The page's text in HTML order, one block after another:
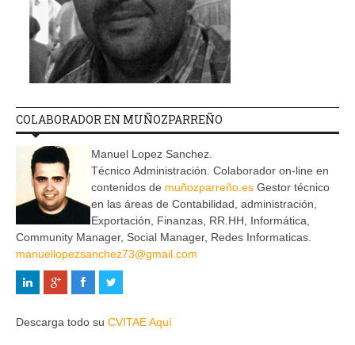
COLABORADOR EN MUÑOZPARREÑO
Manuel Lopez Sanchez.
Técnico Administración. Colaborador on-line en
contenidos de muñozparreño.es Gestor técnico
en las áreas de Contabilidad, administración,
Exportación, Finanzas, RR.HH, Informática,
Community Manager, Social Manager, Redes Informaticas.
manuellopezsanchez73@gmail.com
Descarga todo su CVITAE Aquí